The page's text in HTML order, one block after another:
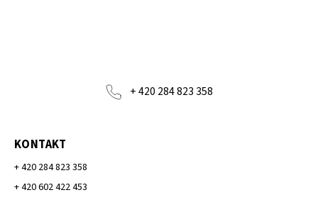
+ 420 284 823 358
KONTAKT
+ 420 284 823 358
+ 420 602 422 453